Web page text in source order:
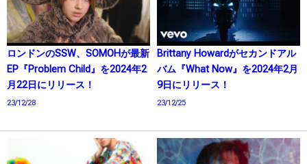
ロンドンのSSW、SOMOHが最新
EP『Problem Child』を2024年2
月22日にリリース！
23/12/28
Brittany Howardがセカンドアル
バム『What Now』を2024年2月
9日にリリース！
23/12/25